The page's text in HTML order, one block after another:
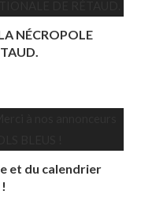
NÉCROPOLE
et du calendrier